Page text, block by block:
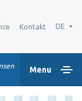
Kontakt DE
Menu